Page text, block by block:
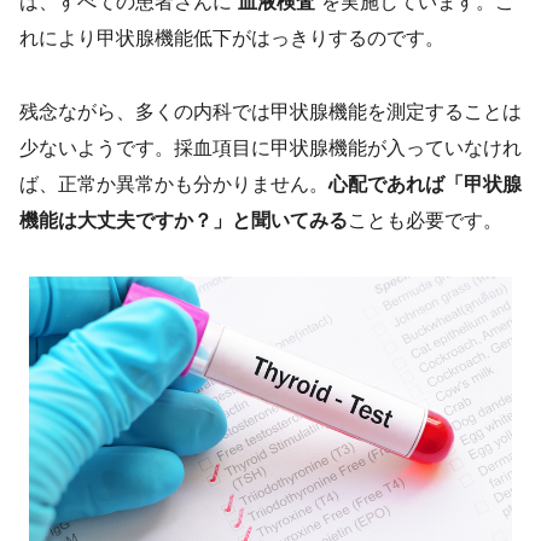
れにより甲状腺機能低下がはっきりするのです。
残念ながら、多くの内科では甲状腺機能を測定することは
少ないようです。採血項目に甲状腺機能が入っていなけれ
ば、正常か異常かも分かりません。心配であれば「甲状腺
機能は大丈夫ですか？」と聞いてみることも必要です。